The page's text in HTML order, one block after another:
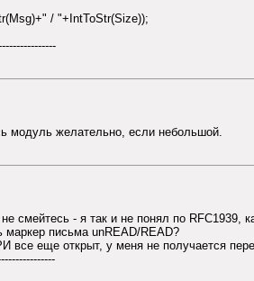
/ "+IntToStr(Size));
модуль желательно, если небольшой.
смейтесь - я так и не понял по RFC1939,
письма unREAD/READ?
еще открыт, у меня не получается